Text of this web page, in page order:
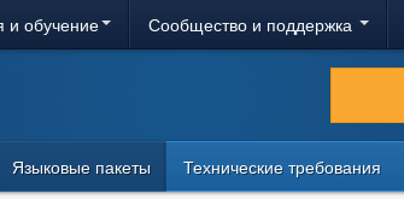
и обучение Сообщество и поддержка
Языковые пакеты Технические требования